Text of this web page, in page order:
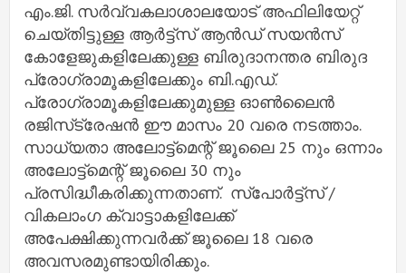
എം.ജി. സർവ്വകലാശാലയോട് അഫിലിയേറ്റ്
ചെയ്തിട്ടുള്ള ആർട്ട്‌സ് ആൻഡ് സയൻസ്
കോളേജുകളിലേക്കുള്ള ബിരുദാനന്തര ബിരുദ
പ്രോഗ്രാമൂകളിലേക്കും ബി.എഡ്.
പ്രോഗ്രാമൂകളിലേക്കുമുള്ള ഓൺലൈൻ
രജിസ്‌ട്രേഷൻ ഈ മാസം 20 വരെ നടത്താം.
സാധ്യതാ അലോട്ട്‌മെന്റ് ജൂലൈ 25 നും ഒന്നാം
അലോട്ട്‌മെന്റ് ജൂലൈ 30 നും
പ്രസിദ്ധീകരിക്കുന്നതാണ്. സ്‌പോർട്ട്‌സ് /
വികലാംഗ ക്വാട്ടാകളിലേക്ക്
അപേക്ഷിക്കുന്നവർക്ക് ജൂലൈ 18 വരെ
അവസരമുണ്ടായിരിക്കും.